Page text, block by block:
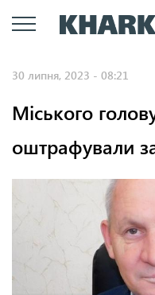
30 липня, 2023 - 08:21
Міського
оштрафували